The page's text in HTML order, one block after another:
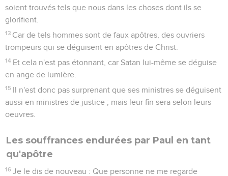
soient trouvés tels que nous dans les choses dont ils se
glorifient.
13 Car de tels hommes sont de faux apôtres, des ouvriers
trompeurs qui se déguisent en apôtres de Christ.
14 Et cela n'est pas étonnant, car Satan lui-même se déguise
en ange de lumière.
15 Il n'est donc pas surprenant que ses ministres se déguisent
aussi en ministres de justice ; mais leur fin sera selon leurs
oeuvres.
Les souffrances endurées par Paul en tant
qu'apôtre
16 Je le dis de nouveau : Que personne ne me regarde